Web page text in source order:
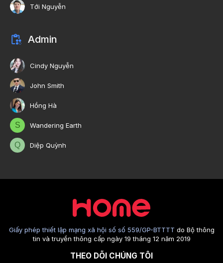
Tới Nguyễn
Admin
Cindy Nguyễn
John Smith
Hồng Hà
S Wandering Earth
Q Diệp Quỳnh
Giấy phép thiết lập mạng xã hội số số 559/GP-BTTTT do Bộ thông
tin và truyền thông cấp ngày 19 tháng 12 năm 2019
THEO DÕI CHÚNG TÔI